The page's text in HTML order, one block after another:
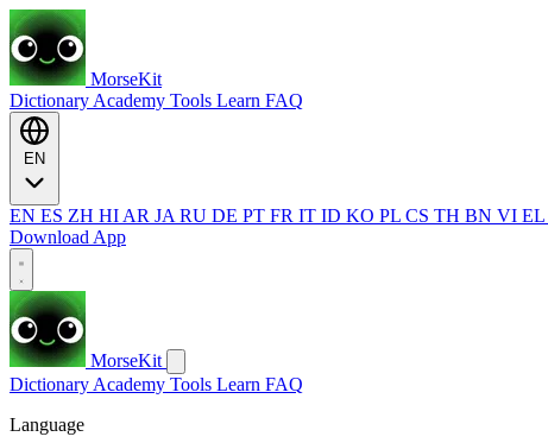
MorseKit
Dictionary Academy Tools Learn FAQ
EN ES ZH HI AR JA RU DE PT FR IT ID KO PL CS TH BN VI EL
Download App
MorseKit
Dictionary Academy Tools Learn FAQ
Language